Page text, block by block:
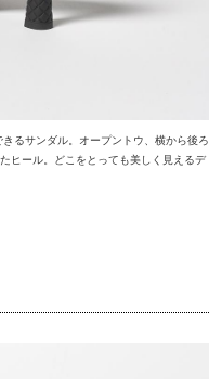
るサンダル。オープントウ、横から後ろ
ヒール。どこをとっても美しく見えるデ